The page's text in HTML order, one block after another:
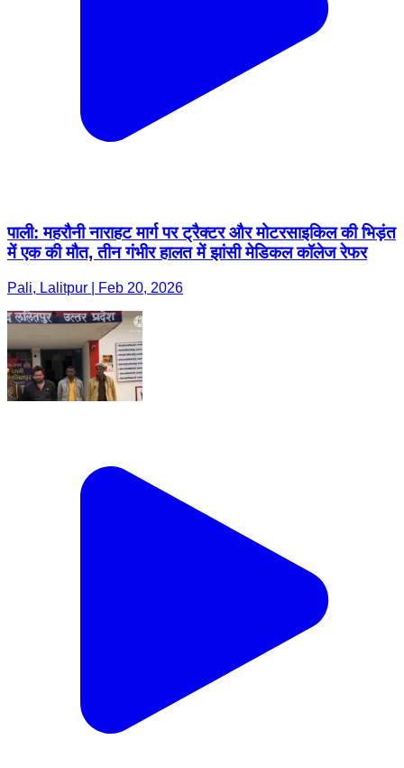
पाली: महरौनी नाराहट मार्ग पर ट्रैक्टर और मोटरसाइकिल की भिड़ंत
में एक की मौत, तीन गंभीर हालत में झांसी मेडिकल कॉलेज रेफर
Pali, Lalitpur | Feb 20, 2026